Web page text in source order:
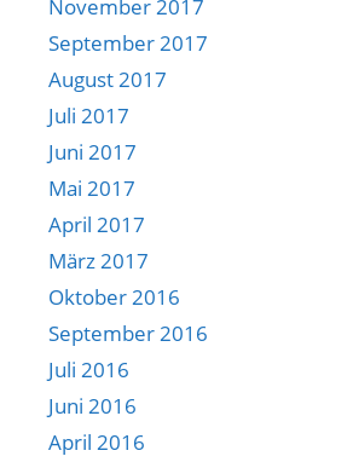
November 2017
September 2017
August 2017
Juli 2017
Juni 2017
Mai 2017
April 2017
März 2017
Oktober 2016
September 2016
Juli 2016
Juni 2016
April 2016